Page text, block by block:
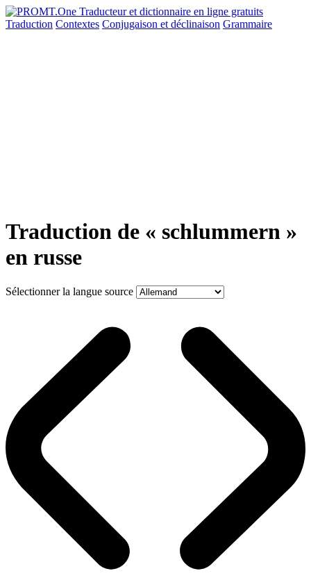
Traduction Contextes Conjugaison et déclinaison Grammaire
Traduction de « schlummern »
en russe
Sélectionner la langue source